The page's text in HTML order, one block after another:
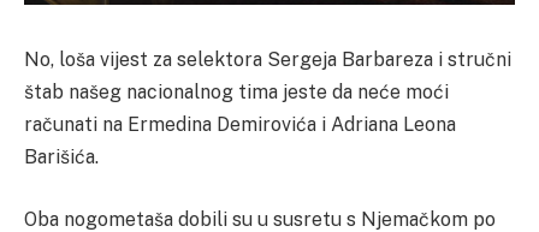
No, loša vijest za selektora Sergeja Barbareza i stručni
štab našeg nacionalnog tima jeste da neće moći
računati na Ermedina Demirovića i Adriana Leona
Barišića.
Oba nogometaša dobili su u susretu s Njemačkom po